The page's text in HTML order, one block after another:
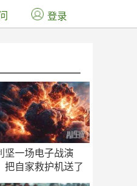
坚一场电子战演
把自家救护机送了
登录